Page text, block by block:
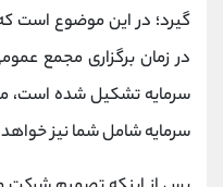
گیرد؛ در این موضوع است
در زمان برگزاری مجمع
سرمایه تشکیل شده است،
سرمایه شامل شما نیز